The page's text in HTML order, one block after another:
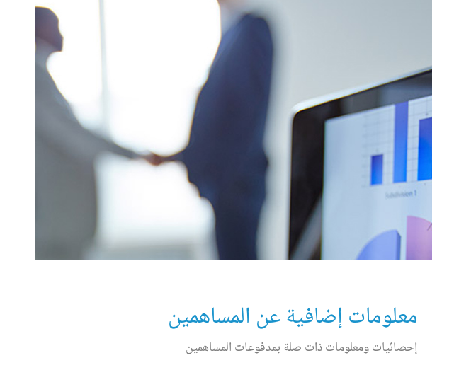
معلومات إضافية عن المساهمين
إحصائيات ومعلومات ذات صلة بمدفوعات المساهمين